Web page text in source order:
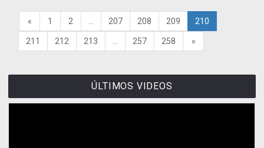
« 1 2 207 208 209 210
211 212 213 257 258 »
ÚLTIMOS VIDEOS